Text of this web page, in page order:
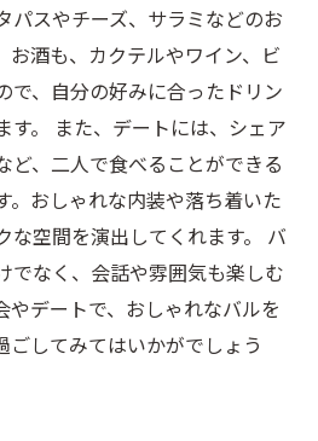
パスやチーズ、サラミなどのお
お酒も、カクテルやワイン、ビ
で、自分の好みに合ったドリン
す。 また、デートには、シェア
ど、二人で食べることができる
。おしゃれな内装や落ち着いた
な空間を演出してくれます。 バ
でなく、会話や雰囲気も楽しむ
やデートで、おしゃれなバルを
ごしてみてはいかがでしょう